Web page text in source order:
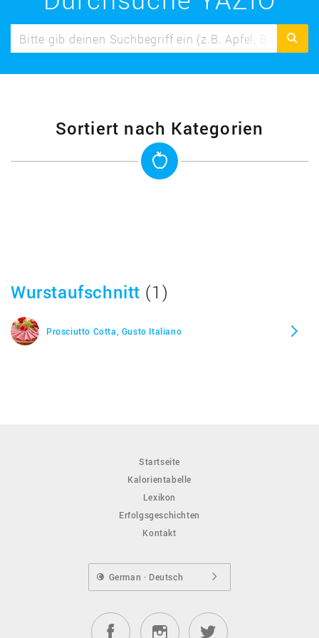
Sortiert nach Kategorien
Wurstaufschnitt (1)
Prosciutto Cotta, Gusto Italiano
Startseite
Kalorientabelle
Lexikon
Erfolgsgeschichten
Kontakt
German · Deutsch